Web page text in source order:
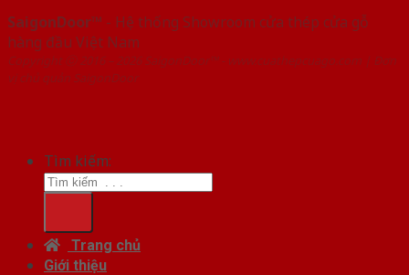
SaigonDoor™ - Hệ thống Showroom cửa thép cửa gỗ
hàng đầu Việt Nam
Copyright ⓒ 2016 – 2026 SaigonDoor™ - www.cuathepcuago.com | Đơn
vị chủ quản SaigonDoor
Tìm kiếm:
Trang chủ
Giới thiệu